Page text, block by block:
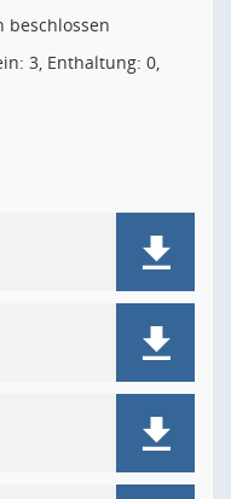
beschlossen
3, Enthaltung: 0,